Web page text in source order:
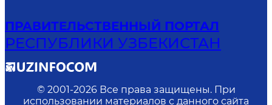
ПРАВИТЕЛЬСТВЕННЫЙ ПОРТАЛ
РЕСПУБЛИКИ УЗБЕКИСТАН
© 2001-2026 Все права защищены. При
использовании материалов с данного сайта